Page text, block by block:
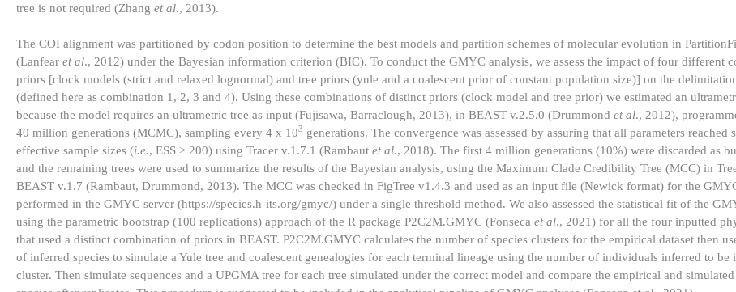
tree is not required (Zhang et al., 2013).
The COI alignment was partitioned by codon position to determine the best models and partition schemes of molecular evolution in
(Lanfear et al., 2012) under the Bayesian information criterion (BIC). To conduct the GMYC analysis, we assess the impact of four different
priors [clock models (strict and relaxed lognormal) and tree priors (yule and a coalescent prior of constant population size)] on the
(defined here as combination 1, 2, 3 and 4). Using these combinations of distinct priors (clock model and tree prior) we estimated an
because the model requires an ultrametric tree as input (Fujisawa, Barraclough, 2013), in BEAST v.2.5.0 (Drummond et al., 2012),
40 million generations (MCMC), sampling every 4 x 103 generations. The convergence was assessed by assuring that all parameters reached
effective sample sizes (i.e., ESS > 200) using Tracer v.1.7.1 (Rambaut et al., 2018). The first 4 million generations (10%) were discarded as
and the remaining trees were used to summarize the results of the Bayesian analysis, using the Maximum Clade Credibility Tree (MCC) in
BEAST v.1.7 (Rambaut, Drummond, 2013). The MCC was checked in FigTree v1.4.3 and used as an input file (Newick format) for the
performed in the GMYC server (https://species.h-its.org/gmyc/) under a single threshold method. We also assessed the statistical fit of the
using the parametric bootstrap (100 replications) approach of the R package P2C2M.GMYC (Fonseca et al., 2021) for all the four inputted
that used a distinct combination of priors in BEAST. P2C2M.GMYC calculates the number of species clusters for the empirical dataset then
of inferred species to simulate a Yule tree and coalescent genealogies for each terminal lineage using the number of individuals inferred to be
cluster. Then simulate sequences and a UPGMA tree for each tree simulated under the correct model and compare the empirical and